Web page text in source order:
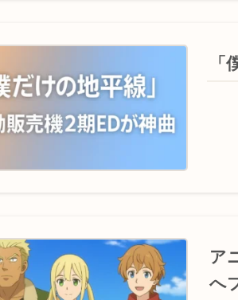
「
ア
へ